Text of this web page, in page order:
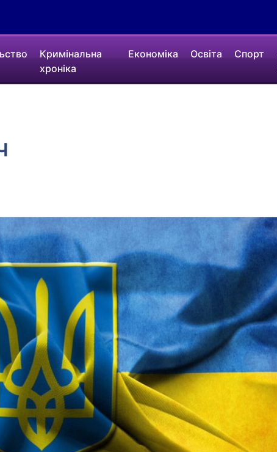
Кримінальна
хроніка
Економіка Освіта Спорт